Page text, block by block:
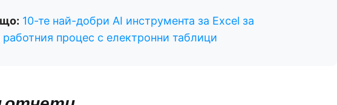
10-те най-добри AI инструмента за Excel за
процес с електронни таблици